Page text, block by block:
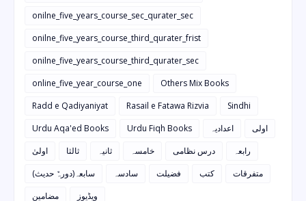
onilne_five_years_course_sec_qurater_sec
onilne_five_years_course_third_qurater_frist
onilne_five_years_course_third_qurater_sec
online_five_year_course_one
Others Mix Books
Radd e Qadiyaniyat
Rasail e Fatawa Rizvia
Sindhi
Urdu Aqa'ed Books
Urdu Fiqh Books اعدادیہ
اولی
اولیٰ
ثالثا ثانیہ خامسہ درس نظامی
رابعہ
سابعہ(دورہٌ حدیث)
سادسہ فضیلت کتب
متفرقات
مضامین
ویڈیوز